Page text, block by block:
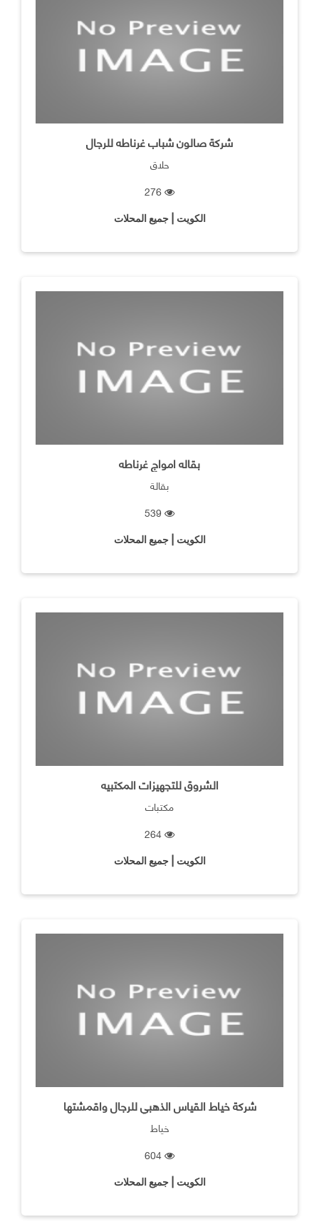
شركة صالون شباب غرناطه للرجال
حلاق
الكويت | جميع المحلات
بقاله امواج غرناطه
بقالة
الكويت | جميع المحلات
الشروق للتجهيزات المكتبيه
مكتبات
الكويت | جميع المحلات
شركة خياط القياس الذهبي للرجال واقمشتها
خياط
الكويت | جميع المحلات